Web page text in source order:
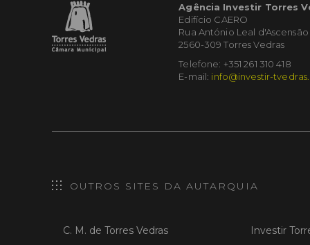
Agência Investir Torres
Edifício CAERO
Rua António Leal d'Ascensão
2560-309 Torres Vedras
Telefone: +351 261 310 418
E-mail: info@investir-
OUTROS SITES DA AUTARQUIA
C. M. de Torres Vedras Investir